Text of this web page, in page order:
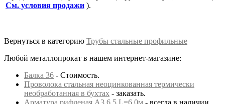
См. условия продажи ).
Вернуться в категорию Трубы стальные профильные
Любой металлопрокат в нашем интернет-магазине:
Балка 36 - Стоимость.
Проволока стальная неоцинкованная термически
необработанная в бухтах - заказать.